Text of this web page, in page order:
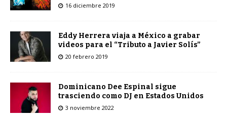
16 diciembre 2019
Eddy Herrera viaja a México a grabar
videos para el “Tributo a Javier Solís”
20 febrero 2019
Dominicano Dee Espinal sigue
trasciendo como DJ en Estados Unidos
3 noviembre 2022